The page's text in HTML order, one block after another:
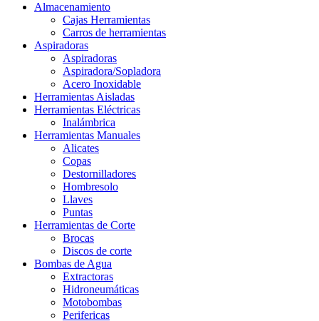
Almacenamiento
Cajas Herramientas
Carros de herramientas
Aspiradoras
Aspiradoras
Aspiradora/Sopladora
Acero Inoxidable
Herramientas Aisladas
Herramientas Eléctricas
Inalámbrica
Herramientas Manuales
Alicates
Copas
Destornilladores
Hombresolo
Llaves
Puntas
Herramientas de Corte
Brocas
Discos de corte
Bombas de Agua
Extractoras
Hidroneumáticas
Motobombas
Perifericas